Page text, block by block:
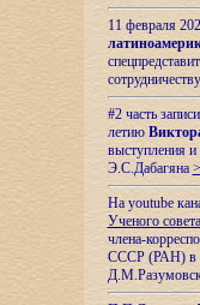
11 февраля
#2 часть
летию
выступления
Э.С.Дабагяна
На youtube
Ученого
члена-
СССР (РАН) в